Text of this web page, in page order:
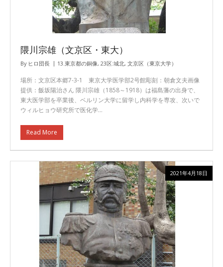
隈川宗雄（文京区・東大）
By ヒロ団長 13.東京都の銅像, 23区:城北, 文京区（東京大学）
場所：文京区本郷7-3-1 東京大学医学部2号館彫刻：朝倉文夫画像
提供：飯坂陽治さん 隈川宗雄（1858～1918）は福島藩の出身で、
東大医学部を卒業後、ベルリン大学に留学し内科学を専攻、次いで
ウィルヒョウ研究所で医化学…
Read More
2021年4月18日